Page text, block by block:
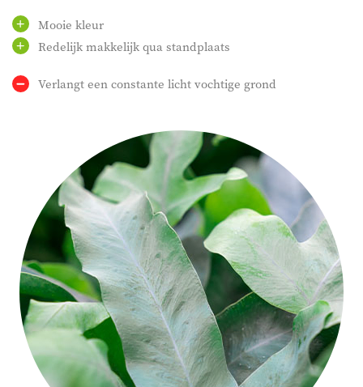
Mooie kleur
Redelijk makkelijk qua standplaats
Verlangt een constante licht vochtige grond